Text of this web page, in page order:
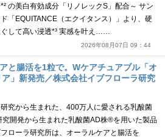
の美白有効成分「リノレックS」配合～ サン
「EQUITANCE（エクイタンス）」より、硬
して高い浸透*³ 実感を叶え……
2026年08月07日 09：44
と腸活を1粒で。Wケアチュアブル「オ
」新発売／株式会社イブフローラ研究
究から生まれた、400万人に愛される乳酸菌
開発から生まれた乳酸菌AD株®を用いた製品
ローラ研究所は、オーラルケアと腸活を